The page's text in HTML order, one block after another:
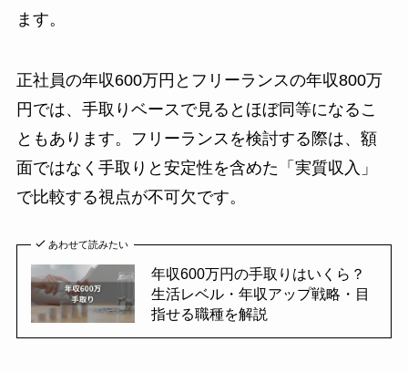
ます。
正社員の年収600万円とフリーランスの年収800万
円では、手取りベースで見るとほぼ同等になるこ
ともあります。フリーランスを検討する際は、額
面ではなく手取りと安定性を含めた「実質収入」
で比較する視点が不可欠です。
あわせて読みたい
年収600万円の手取りはいくら？
生活レベル・年収アップ戦略・目
指せる職種を解説